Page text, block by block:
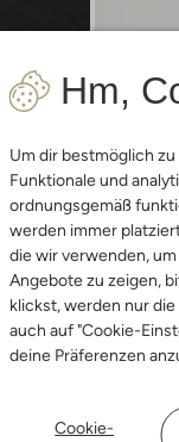
Hm,
Um dir bestmöglich
Funktionale und
ordnungsgemäß
werden immer
die wir verwenden,
Angebote zu zeigen,
klickst, werden nur
auch auf "Cookie-
deine Präferenzen
Cookie-